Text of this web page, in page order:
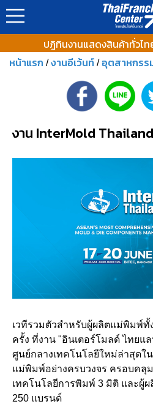
ปฎิทินงานแสดงสินค้าทั่วไ
หน้าแรก /งานอีเว้นท์ / อุตสาหกรร
งาน InterMold
เวทีรวมตัวสำหรับผู้ผลิตแม่พิมพ์ทั้
ครั้ง ที่งาน "อินเตอร์โมลด์ ไทยแ
ศูนย์กลางเทคโนโลยีใหม่ล่าสุดใ
แม่พิมพ์อย่างครบวงจร ครอบคลุ
เทคโนโลยีการพิมพ์ 3 มิติ และผู้
250 แบรนด์